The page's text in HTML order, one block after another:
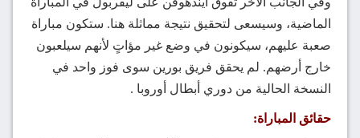
الماضية، وسيسعى لتحقيق نتيجة مماثلة هنا. ستكون مباراة
صعبة عليهم، سيكونون في وضع غير مؤاتٍ لأنهم سيلعبون
خارج أرضهم. لم يحقق فريق بورين سوى فوز واحد في
النسخة الحالية من دوري أبطال أوروبا .
حقائق المباراة: